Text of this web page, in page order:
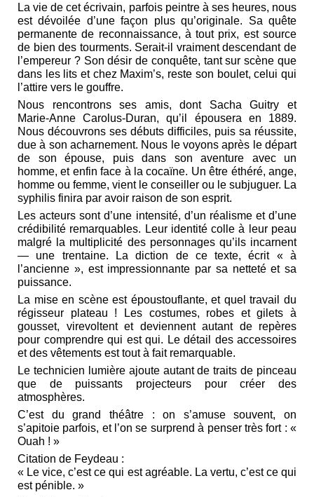
La vie de cet écrivain, parfois peintre à ses heures, nous
est dévoilée d’une façon plus qu’originale. Sa quête
permanente de reconnaissance, à tout prix, est source
de bien des tourments. Serait‑il vraiment descendant de
l’empereur ? Son désir de conquête, tant sur scène que
dans les lits et chez Maxim’s, reste son boulet, celui qui
l’attire vers le gouffre.
Nous rencontrons ses amis, dont Sacha Guitry et
Marie‑Anne Carolus‑Duran, qu’il épousera en 1889.
Nous découvrons ses débuts difficiles, puis sa réussite,
due à son acharnement. Nous le voyons après le départ
de son épouse, puis dans son aventure avec un
homme, et enfin face à la cocaïne. Un être éthéré, ange,
homme ou femme, vient le conseiller ou le subjuguer. La
syphilis finira par avoir raison de son esprit.
Les acteurs sont d’une intensité, d’un réalisme et d’une
crédibilité remarquables. Leur identité colle à leur peau
malgré la multiplicité des personnages qu’ils incarnent
— une trentaine. La diction de ce texte, écrit « à
l’ancienne », est impressionnante par sa netteté et sa
puissance.
La mise en scène est époustouflante, et quel travail du
régisseur plateau ! Les costumes, robes et gilets à
gousset, virevoltent et deviennent autant de repères
pour comprendre qui est qui. Le détail des accessoires
et des vêtements est tout à fait remarquable.
Le technicien lumière ajoute autant de traits de pinceau
que de puissants projecteurs pour créer des
atmosphères.
C’est du grand théâtre : on s’amuse souvent, on
s’apitoie parfois, et l’on se surprend à penser très fort : «
Ouah ! »
Citation de Feydeau :
« Le vice, c’est ce qui est agréable. La vertu, c’est ce qui
est pénible. »